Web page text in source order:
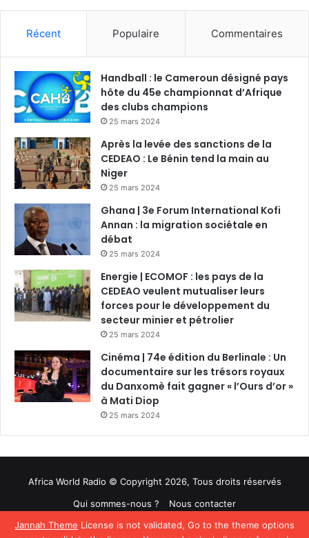
Jannah Theme License is not validated, Go to the theme options
Récent Populaire Commentaires
Handball : le Cameroun désigné pays
hôte du 45e championnat d’Afrique
des clubs champions
25 mars 2024
Après la levée des sanctions de la
CEDEAO : Le Bénin tend la main au
Niger
25 mars 2024
Ghana | 3e Forum International Kofi
Annan : la migration sociétale en
débat
25 mars 2024
Energie | ECOMOF : les pays de la
CEDEAO veulent mutualiser leurs
forces pour le développement du
secteur minier et pétrolier
25 mars 2024
Cinéma | 74e édition du Berlinale : Un
documentaire sur les trésors royaux
du Danxomè fait gagner « l’Ours d’or »
à Mati Diop
25 mars 2024
Africa World Radio © Copyright 2026, Tous droits réservés
Qui sommes-nous ?
Nous contacter